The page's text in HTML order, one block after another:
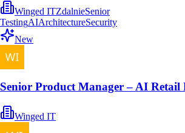
Winged ITZdalnieSenior
TestingAIArchitectureSecurity
New
Senior Product Manager – AI Retail
Winged IT